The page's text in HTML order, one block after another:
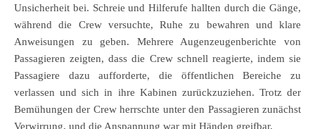
Unsicherheit bei. Schreie und Hilferufe hallten durch die Gänge,
während die Crew versuchte, Ruhe zu bewahren und klare
Anweisungen zu geben. Mehrere Augenzeugenberichte von
Passagieren zeigten, dass die Crew schnell reagierte, indem sie
Passagiere dazu aufforderte, die öffentlichen Bereiche zu
verlassen und sich in ihre Kabinen zurückzuziehen. Trotz der
Bemühungen der Crew herrschte unter den Passagieren zunächst
Verwirrung, und die Anspannung war mit Händen greifbar.